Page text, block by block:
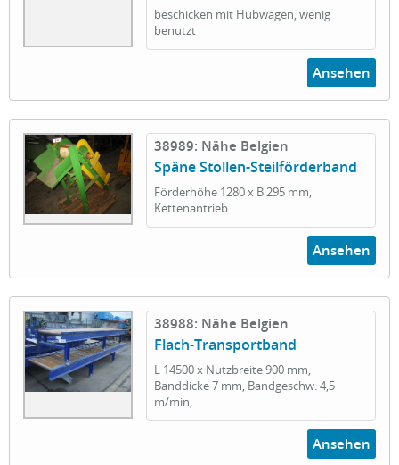
beschicken mit Hubwagen, wenig
benutzt
Ansehen
38989: Nähe Belgien
Späne Stollen-Steilförderband
Förderhöhe 1280 x B 295 mm,
Kettenantrieb
Ansehen
38988: Nähe Belgien
Flach-Transportband
L 14500 x Nutzbreite 900 mm,
Banddicke 7 mm, Bandgeschw. 4,5
m/min,
Ansehen